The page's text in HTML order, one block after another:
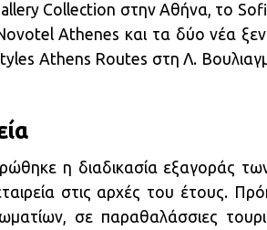
Collection στην Αθήνα, το
Athenes και τα δύο νέα
Athens Routes στη Λ.
η διαδικασία εξαγοράς
στις αρχές του έτους.
σε παραθαλάσσιες